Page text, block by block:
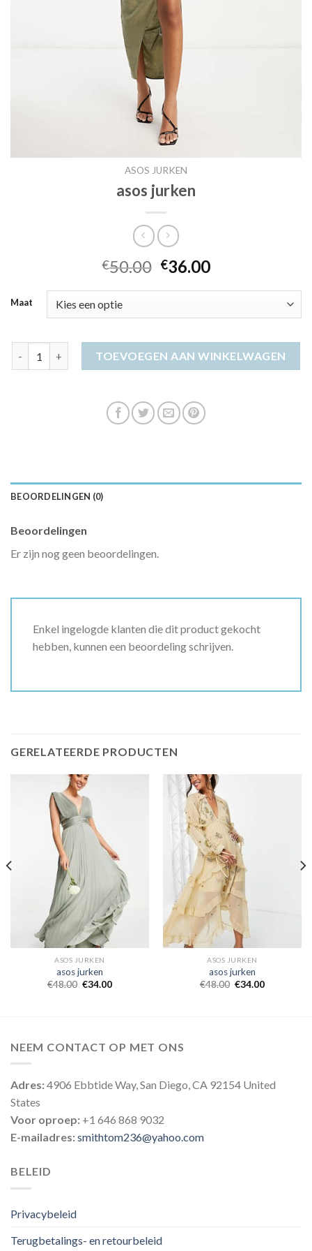
ASOS JURKEN
asos jurken
€50.00 €36.00
Maat
TOEVOEGEN AAN WINKELWAGEN
BEOORDELINGEN (0)
Beoordelingen
Er zijn nog geen beoordelingen.
Enkel ingelogde klanten die dit product gekocht
hebben, kunnen een beoordeling schrijven.
GERELATEERDE PRODUCTEN
ASOS JURKEN
asos jurken
€48.00 €34.00
ASOS JURKEN
asos jurken
€48.00 €34.00
NEEM CONTACT OP MET ONS
Adres:4906 Ebbtide Way, San Diego, CA 92154 United
States
Voor oproep: +1 646 868 9032
E-mailadres:smithtom236@yahoo.com
BELEID
Privacybeleid
Terugbetalings- en retourbeleid